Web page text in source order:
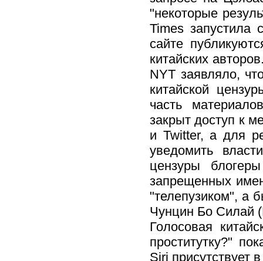
"некоторые
Times запустила
сайте
китайских
NYT заявляло,
китайской
часть
закрыт доступ к
и Twitter, а для
уведомить
цензуры
запрещенных
"телепузиком", а
Чунцин Бо Силай
Голосовая
проститутку?"
Siri присутствует